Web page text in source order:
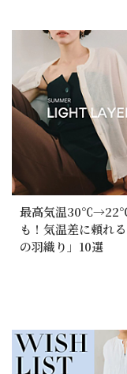
最高気温
も！気温差に頼れ
の羽織り」10選